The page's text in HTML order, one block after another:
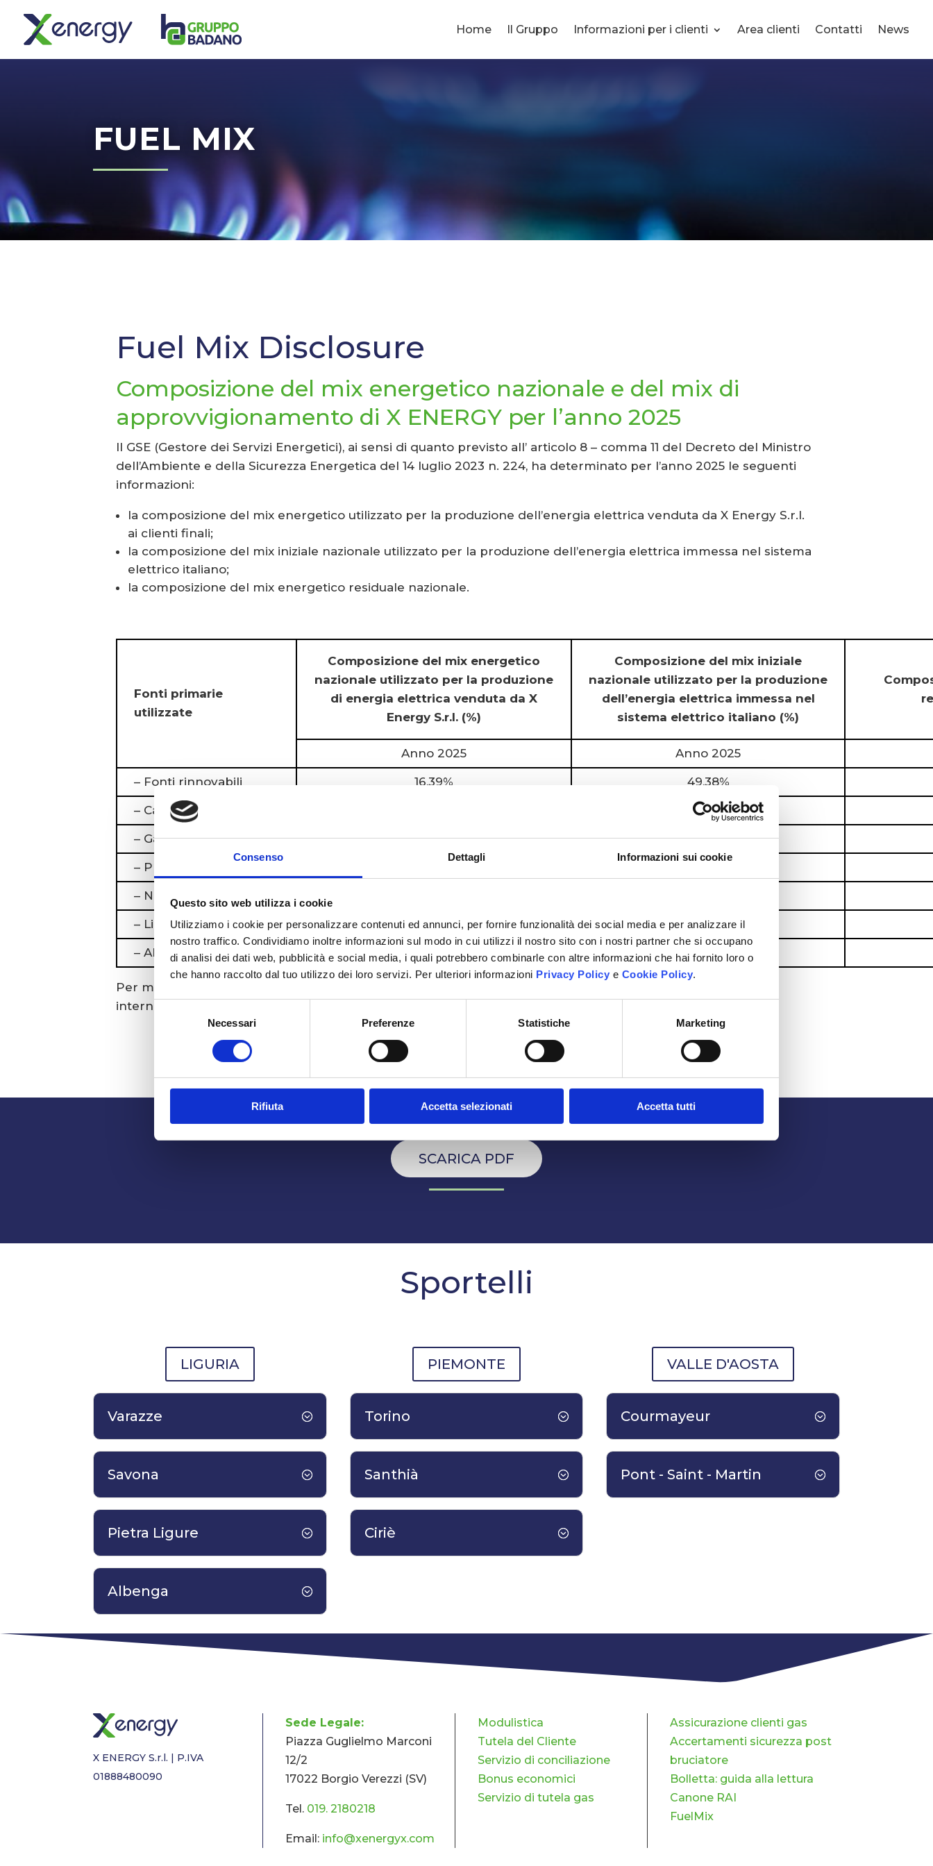
Consenso Dettagli Informazioni sui cookie
Questo sito web utilizza i cookie
Utilizziamo i cookie per personalizzare contenuti ed annunci, per fornire funzionalità dei social media e per analizzare il
nostro traffico. Condividiamo inoltre informazioni sul modo in cui utilizzi il nostro sito con i nostri partner che si occupano
di analisi dei dati web, pubblicità e social media, i quali potrebbero combinarle con altre informazioni che hai fornito loro o
che hanno raccolto dal tuo utilizzo dei loro servizi. Per ulteriori informazioni Privacy Policy e Cookie Policy.
Necessari Preferenze Statistiche Marketing
Rifiuta Accetta selezionati Accetta tutti
Home Il Gruppo Informazioni per i clienti Area clienti Contatti News
FUEL MIX
Fuel Mix Disclosure
Composizione del mix energetico nazionale e del mix di
approvvigionamento di X ENERGY per l’anno 2025
Il GSE (Gestore dei Servizi Energetici), ai sensi di quanto previsto all’ articolo 8 – comma 11 del Decreto del Ministro
dell’Ambiente e della Sicurezza Energetica del 14 luglio 2023 n. 224, ha determinato per l’anno 2025 le seguenti
informazioni:
la composizione del mix energetico utilizzato per la produzione dell’energia elettrica venduta da X Energy S.r.l.
ai clienti finali;
la composizione del mix iniziale nazionale utilizzato per la produzione dell’energia elettrica immessa nel sistema
elettrico italiano;
la composizione del mix energetico residuale nazionale.
Fonti primarie
utilizzate
Composizione del mix energetico
nazionale utilizzato per la produzione
di energia elettrica venduta da X
Energy S.r.l. (%)
Composizione del mix iniziale
nazionale utilizzato per la produzione
dell’energia elettrica immessa nel
sistema elettrico italiano (%)
Anno 2025 Anno 2025
– Fonti rinnovabili 16,39% 49,38%
– Carbone 1,25%
– Gas naturale 63,37% 44,57%
– Prodotti petroliferi
– Nucleare
– Lignite 0,06% 0%
– Altre fonti 6,55% 4,40%
Per maggiori informazioni sulle modalità di determinazione dei mix energetici è possibile consultare il sito
internet
SCARICA PDF
Sportelli
LIGURIA
Varazze
Savona
Pietra Ligure
Albenga
PIEMONTE
Torino
Santhià
Ciriè
VALLE D'AOSTA
Courmayeur
Pont - Saint - Martin
X ENERGY S.r.l. | P.IVA
01888480090
Sede Legale:
Piazza Guglielmo Marconi
12/2
17022 Borgio Verezzi (SV)
Tel. 019. 2180218
Email: info@xenergyx.com
Modulistica
Tutela del Cliente
Servizio di conciliazione
Bonus economici
Servizio di tutela gas
Assicurazione clienti gas
Accertamenti sicurezza post
bruciatore
Bolletta: guida alla lettura
Canone RAI
FuelMix